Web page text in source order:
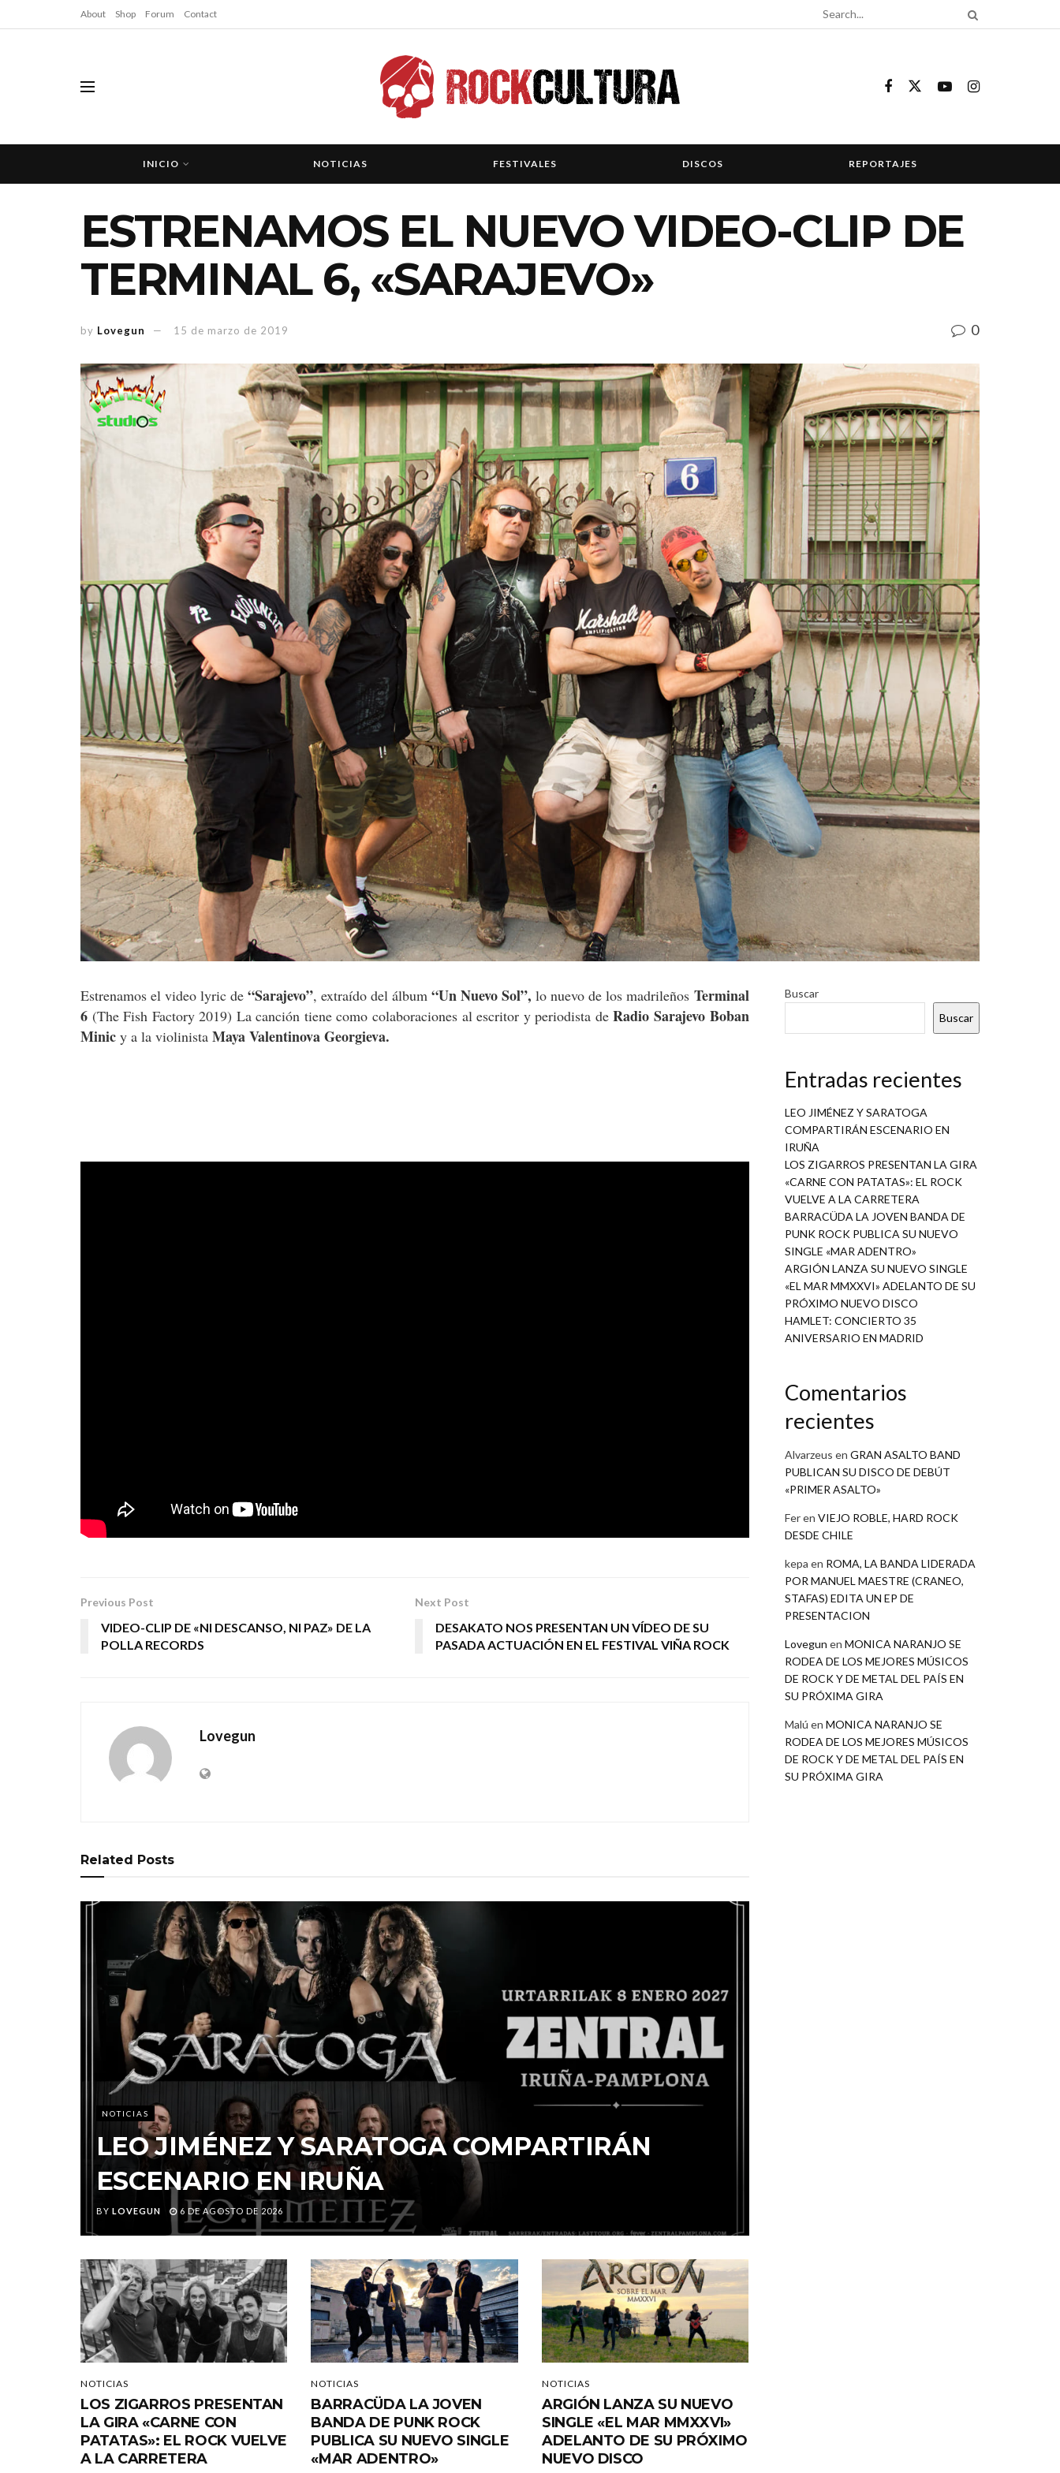
About Shop Forum Contact
INICIO NOTICIAS FESTIVALES DISCOS REPORTAJES
ESTRENAMOS EL NUEVO VIDEO-CLIP DE
TERMINAL 6, «SARAJEVO»
by Lovegun 15 de marzo de 2019 0
Estrenamos el video lyric de“Sarajevo”, extraído del álbum “Un Nuevo Sol”, lo nuevo de los madrileños Terminal
6 (The Fish Factory 2019) La canción tiene como colaboraciones al escritor y periodista deRadio Sarajevo Boban
Minic y a la violinista Maya Valentinova Georgieva.
Previous Post
VIDEO-CLIP DE «NI DESCANSO, NI PAZ» DE LA
POLLA RECORDS
Next Post
DESAKATO NOS PRESENTAN UN VÍDEO DE SU
PASADA ACTUACIÓN EN EL FESTIVAL VIÑA ROCK
Lovegun
Related Posts
NOTICIAS
LEO JIMÉNEZ Y SARATOGA COMPARTIRÁN
ESCENARIO EN IRUÑA
BY LOVEGUN 6 DE AGOSTO DE 2026
NOTICIAS
LOS ZIGARROS PRESENTAN
LA GIRA «CARNE CON
PATATAS»: EL ROCK VUELVE
A LA CARRETERA
NOTICIAS
BARRACÜDA LA JOVEN
BANDA DE PUNK ROCK
PUBLICA SU NUEVO SINGLE
«MAR ADENTRO»
NOTICIAS
ARGIÓN LANZA SU NUEVO
SINGLE «EL MAR MMXXVI»
ADELANTO DE SU PRÓXIMO
NUEVO DISCO
Buscar
Buscar
Entradas recientes
LEO JIMÉNEZ Y SARATOGA
COMPARTIRÁN ESCENARIO EN
IRUÑA
LOS ZIGARROS PRESENTAN LA GIRA
«CARNE CON PATATAS»: EL ROCK
VUELVE A LA CARRETERA
BARRACÜDA LA JOVEN BANDA DE
PUNK ROCK PUBLICA SU NUEVO
SINGLE «MAR ADENTRO»
ARGIÓN LANZA SU NUEVO SINGLE
«EL MAR MMXXVI» ADELANTO DE SU
PRÓXIMO NUEVO DISCO
HAMLET: CONCIERTO 35
ANIVERSARIO EN MADRID
Comentarios
recientes
Alvarzeus en GRAN ASALTO BAND
PUBLICAN SU DISCO DE DEBÚT
«PRIMER ASALTO»
Feren VIEJO ROBLE, HARD ROCK
DESDE CHILE
kepa en ROMA, LA BANDA LIDERADA
POR MANUEL MAESTRE (CRANEO,
STAFAS) EDITA UN EP DE
PRESENTACION
Lovegun en MONICA NARANJO SE
RODEA DE LOS MEJORES MÚSICOS
DE ROCK Y DE METAL DEL PAÍS EN
SU PRÓXIMA GIRA
Malú en MONICA NARANJO SE
RODEA DE LOS MEJORES MÚSICOS
DE ROCK Y DE METAL DEL PAÍS EN
SU PRÓXIMA GIRA